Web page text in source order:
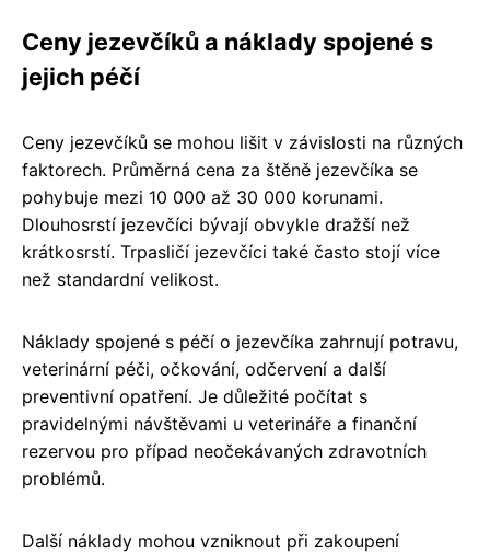
Ceny jezevčíků a náklady spojené s
jejich péčí
Ceny jezevčíků se mohou lišit v závislosti na různých
faktorech. Průměrná cena za štěně jezevčíka se
pohybuje mezi 10 000 až 30 000 korunami.
Dlouhosrstí jezevčíci bývají obvykle dražší než
krátkosrstí. Trpasličí jezevčíci také často stojí více
než standardní velikost.
Náklady spojené s péčí o jezevčíka zahrnují potravu,
veterinární péči, očkování, odčervení a další
preventivní opatření. Je důležité počítat s
pravidelnými návštěvami u veterináře a finanční
rezervou pro případ neočekávaných zdravotních
problémů.
Další náklady mohou vzniknout při zakoupení